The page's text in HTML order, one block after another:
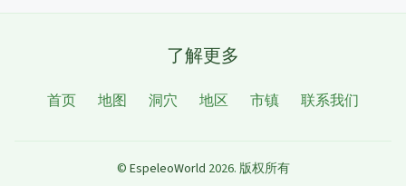
了解更多
首页 地图 洞穴 地区 市镇 联系我们
© EspeleoWorld 2026. 版权所有